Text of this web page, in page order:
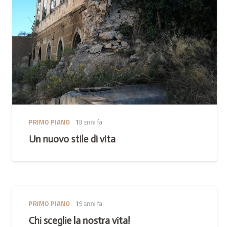
PRIMO PIANO 18 anni fa
Un nuovo stile di vita
PRIMO PIANO 19 anni fa
Chi sceglie la nostra vita!